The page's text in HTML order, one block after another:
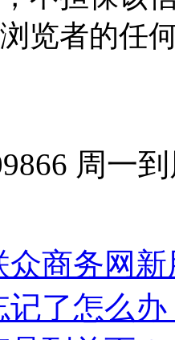
览者的任
周一
众商务网
记了怎么办